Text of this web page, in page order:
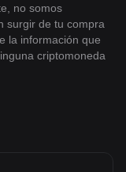
no somos
surgir de tu compra
la información que
criptomoneda